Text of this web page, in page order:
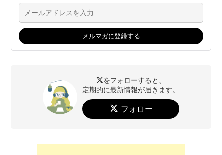
をフォローすると、
定期的に最新情報が届きます。
フォロー